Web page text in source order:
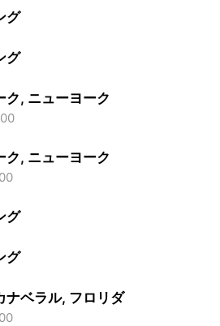
グ
グ
ク, ニューヨーク
ク, ニューヨーク
グ
グ
ナベラル, フロリダ